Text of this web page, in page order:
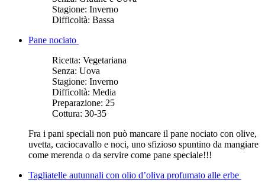
Stagione: Inverno
Difficoltà: Bassa
Pane nociato
Ricetta: Vegetariana
Senza: Uova
Stagione: Inverno
Difficoltà: Media
Preparazione: 25
Cottura: 30-35
Fra i pani speciali non può mancare il pane nociato con olive,
uvetta, caciocavallo e noci, uno sfizioso spuntino da mangiare
come merenda o da servire come pane speciale!!!
Tagliatelle autunnali con olio d’oliva profumato alle erbe